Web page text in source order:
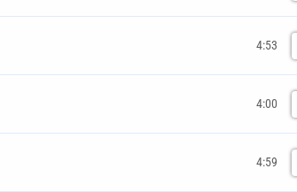
4:53
4:00
4:59